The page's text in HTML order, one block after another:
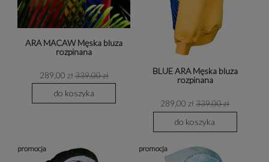
ARA MACAW Męska bluza
rozpinana
289,00 zł 339,00 zł
do koszyka
BLUE ARA Męska bluza
rozpinana
289,00 zł 339,00 zł
do koszyka
promocja promocja